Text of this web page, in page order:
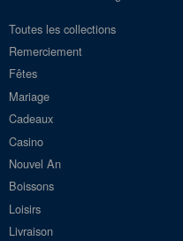
Toutes les collections
Remerciement
Fêtes
Mariage
Cadeaux
Casino
Nouvel An
Boissons
Loisirs
Livraison